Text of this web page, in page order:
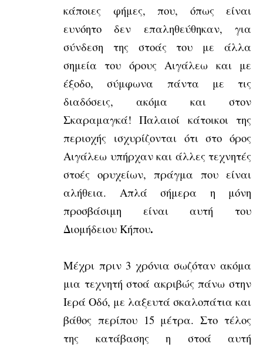
κάποιες φήμες, που, όπως είναι
ευνόητο δεν επαληθεύθηκαν, για
σύνδεση της στοάς του με άλλα
σημεία του όρους Αιγάλεω και με
έξοδο, σύμφωνα πάντα με τις
διαδόσεις, ακόμα και στον
Σκαραμαγκά! Παλαιοί κάτοικοι της
περιοχής ισχυρίζονται ότι στο όρος
Αιγάλεω υπήρχαν και άλλες τεχνητές
στοές ορυχείων, πράγμα που είναι
αλήθεια. Απλά σήμερα η μόνη
προσβάσιμη είναι αυτή του
Διομήδειου Κήπου.
Μέχρι πριν 3 χρόνια σωζόταν ακόμα
μια τεχνητή στοά ακριβώς πάνω στην
Ιερά Οδό, με λαξευτά σκαλοπάτια και
βάθος περίπου 15 μέτρα. Στο τέλος
της κατάβασης η στοά αυτή